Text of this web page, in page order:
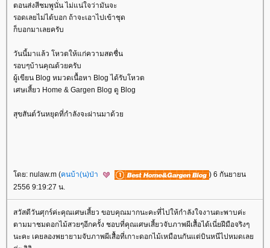
ตอนส่งสีชมพูนั่น ไม่แน่ใจว่ามันจะ
รอดเลยไม่ได้บอก ถ้าจะเอาไปเข้าชุด
ก็บอกมาเลยครับ
วันนี้มาแล้ว โหวตให้แก่ความสดชื่น
รอบๆบ้านคุณด้วยครับ
ผู้เขียน Blog หมวดเนื้อหา Blog ได้รับโหวต
เศษเสี้ยว Home & Gargen Blog ดู Blog
สุขสันต์วันหยุดที่กำลังจะผ่านมาด้ว
ดย: nulaw.m (คนบ้า(น)ป่า
) 6 กันยายน
2556 9:19:27 น.
สวัสดีวันศุกร์ค่ะคุณเศษเสี้ยว ขอบคุณมากนะคะที่ไปให้กำลังใจงานตะพาบค่ะ
ตามมาชมดอกไม้สวยๆอีกครั้ง ชอบที่คุณเศษเสี้ยวจับภาพผีเสื้อได้เนี่ยฝีมือจริงๆ
นะคะ เคยลองพยายามจับภาพผีเสื้อที่เกาะดอกไม้เหมือนกันแต่บินหนีไปหมดเล